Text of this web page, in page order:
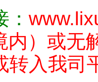
内）或无
转入我司